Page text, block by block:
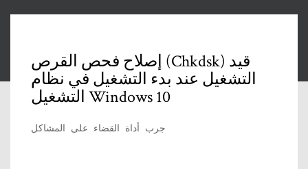
إصلاح فحص القرص (Chkdsk) قيد
التشغيل عند بدء التشغيل في نظام
التشغيل Windows 10
جرب أداة القضاء على المشاكل